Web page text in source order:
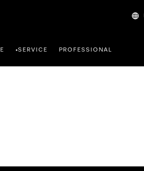
•SERVICE PROFESSIONAL